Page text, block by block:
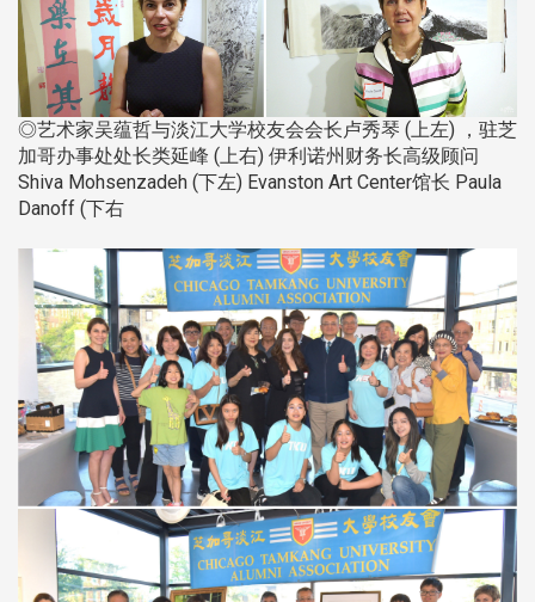
◎艺术家吴蕴哲与淡江大学校友会会长卢秀琴 (上左) ，驻芝
加哥办事处处长类延峰 (上右) 伊利诺州财务长高级顾问
Shiva Mohsenzadeh (下左) Evanston Art Center馆长 Paula
Danoff (下右